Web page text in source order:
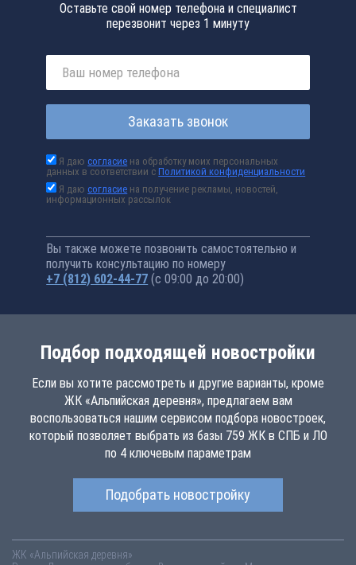
Оставьте свой номер телефона и специалист
перезвонит через 1 минуту
Заказать звонок
Я даюсогласие на обработку моих персональных
данных в соответствии сПолитикой конфиденциальности
Я даюсогласие на получение рекламы, новостей,
информационных рассылок
Вы также можете позвонить самостоятельно и
получить консультацию по номеру
+7 (812) 602-44-77 (с 09:00 до 20:00)
Подбор подходящей новостройки
Если вы хотите рассмотреть и другие варианты, кроме
ЖК «Альпийская деревня», предлагаем вам
воспользоваться нашим сервисом подбора новостроек,
который позволяет выбрать из базы 759 ЖК в СПБ и ЛО
по 4 ключевым параметрам
Подобрать новостройку
ЖК «Альпийская деревня»